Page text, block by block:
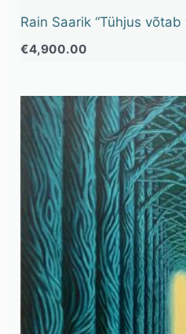
Rain Saarik “Tühjus võtab
€4,900.00